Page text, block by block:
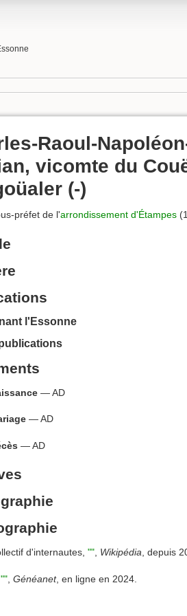
Raoul-
vicomte du
(-)
préfet de l'arrondissement d'Étampes
l'Essonne
— AD
— AD
— AD
d'internautes, "", Wikipédia, depuis
"" Généanet, en ligne en 2024.